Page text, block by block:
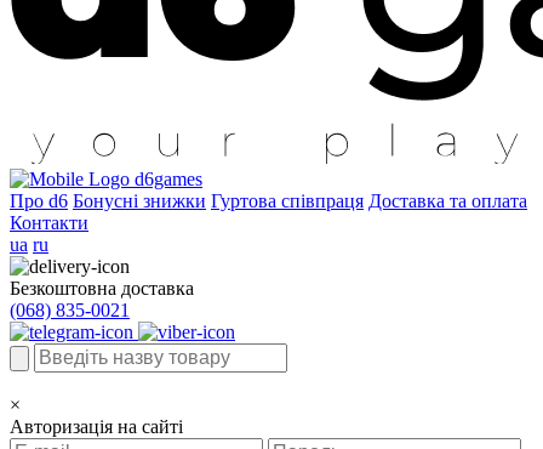
d6games
Про d6 Бонусні знижки Гуртова співпраця Доставка та оплата
Контакти
ua ru
Безкоштовна доставка
(068) 835-0021
×
Авторизація на сайті